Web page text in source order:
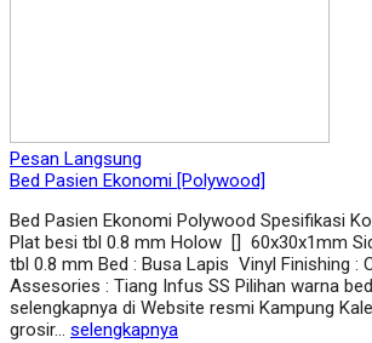
Pesan Langsung
Bed Pasien Ekonomi [Polywood]
Bed Pasien Ekonomi Polywood Spesifikasi
Plat besi tbl 0.8 mm Holow [] 60x30x1mm
tbl 0.8 mm Bed : Busa Lapis Vinyl Finishing :
Assesories : Tiang Infus SS Pilihan warna
selengkapnya di Website resmi Kampung
grosir… selengkapnya